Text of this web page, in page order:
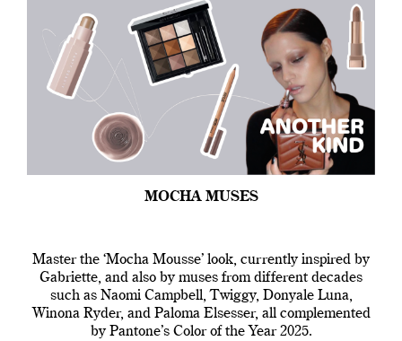
MOCHA MUSES
Master the ‘Mocha Mousse’ look, currently inspired by
Gabriette, and also by muses from different decades
such as Naomi Campbell, Twiggy, Donyale Luna,
Winona Ryder, and Paloma Elsesser, all complemented
by Pantone’s Color of the Year 2025.